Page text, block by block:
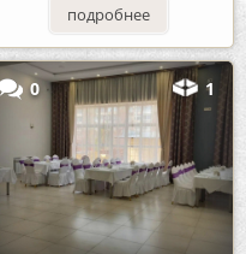
подробнее
0 1